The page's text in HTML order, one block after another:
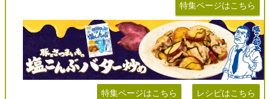
特集ページはこちら
特集ページはこちら レシピはこちら